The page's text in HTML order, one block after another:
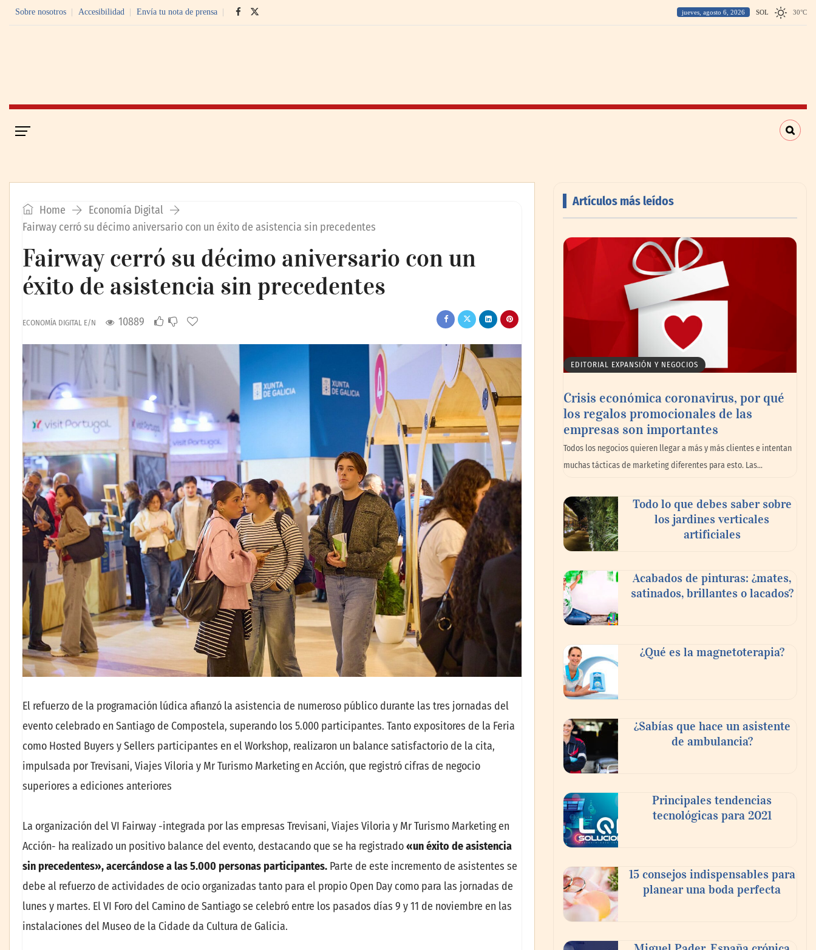
Sobre nosotros Accesibilidad Envía tu nota de prensa jueves, agosto 6, 2026 SOL 30°C
Home
Economía Digital
Fairway cerró su décimo aniversario con un éxito de asistencia sin precedentes
Fairway cerró su décimo aniversario con un
éxito de asistencia sin precedentes
ECONOMÍA DIGITAL E/N 10889
El refuerzo de la programación lúdica afianzó la asistencia de numeroso público durante las tres jornadas del
evento celebrado en Santiago de Compostela, superando los 5.000 participantes. Tanto expositores de la Feria
como Hosted Buyers y Sellers participantes en el Workshop, realizaron un balance satisfactorio de la cita,
impulsada por Trevisani, Viajes Viloria y Mr Turismo Marketing en Acción, que registró cifras de negocio
superiores a ediciones anteriores
La organización del VI Fairway -integrada por las empresas Trevisani, Viajes Viloria y Mr Turismo Marketing en
Acción- ha realizado un positivo balance del evento, destacando que se ha registrado«un éxito de asistencia
sin precedentes», acercándose a las 5.000 personas participantes. Parte de este incremento de asistentes se
debe al refuerzo de actividades de ocio organizadas tanto para el propio Open Day como para las jornadas de
lunes y martes. El VI Foro del Camino de Santiago se celebró entre los pasados días 9 y 11 de noviembre en las
instalaciones del Museo de la Cidade da Cultura de Galicia.
Artículos más leídos
EDITORIAL EXPANSIÓN Y NEGOCIOS
Crisis económica coronavirus, por qué
los regalos promocionales de las
empresas son importantes
Todos los negocios quieren llegar a más y más clientes e intentan
muchas tácticas de marketing diferentes para esto. Las…
Todo lo que debes saber sobre
los jardines verticales
artificiales
Acabados de pinturas: ¿mates,
satinados, brillantes o lacados?
¿Qué es la magnetoterapia?
¿Sabías que hace un asistente
de ambulancia?
Principales tendencias
tecnológicas para 2021
15 consejos indispensables para
planear una boda perfecta